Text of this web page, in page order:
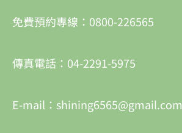
免費預約專線：0800-226565
傳真電話：04-2291-5975
E-mail：shining6565@gmail.com